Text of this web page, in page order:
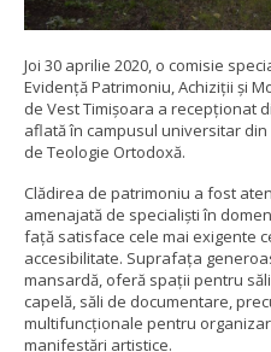
Joi 30 aprilie 2020, o comisie
Evidență Patrimoniu, Achiziții și
de Vest Timişoara a recepţionat
aflată în campusul universitar
de Teologie Ortodoxă.
Clădirea de patrimoniu a fost
amenajată de specialişti în
faţă satisface cele mai exigente
accesibilitate. Suprafaţa
mansardă, oferă spaţii pentru
capelă, săli de documentare,
multifuncţionale pentru
manifestări artistice.